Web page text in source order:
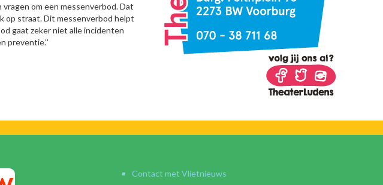
om een messenverbod. Dat
op straat. Dit messenverbod helpt
gaat zeker niet alle incidenten
Contact met Vlietnieuws